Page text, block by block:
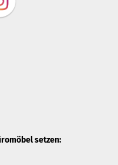
setzen: